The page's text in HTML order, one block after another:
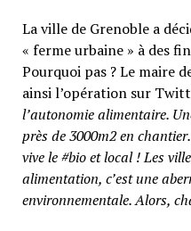
La ville de Grenoble a
« ferme urbaine » à des
Pourquoi pas ? Le maire
ainsi l’opération sur
l’autonomie alimentaire.
près de 3000m2 en
vive le #bio et local ! Les
alimentation, c’est une
environnementale. Alors,